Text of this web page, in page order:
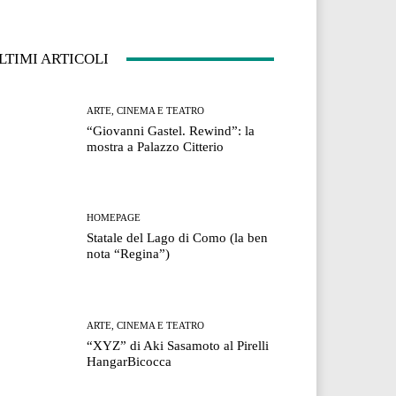
ARTICOLI
ARTE, CINEMA E TEATRO
“Giovanni Gastel. Rewind”: la
mostra a Palazzo Citterio
HOMEPAGE
Statale del Lago di Como (la ben
nota “Regina”)
ARTE, CINEMA E TEATRO
“XYZ” di Aki Sasamoto al Pirelli
HangarBicocca